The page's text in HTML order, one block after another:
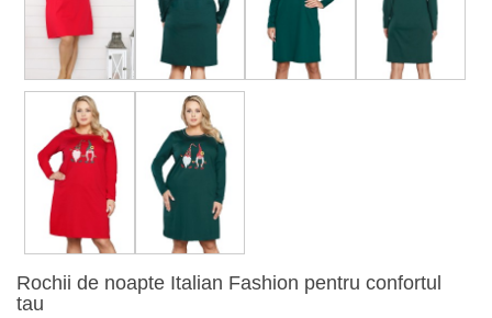
Rochii de noapte Italian Fashion pentru confortul
tau